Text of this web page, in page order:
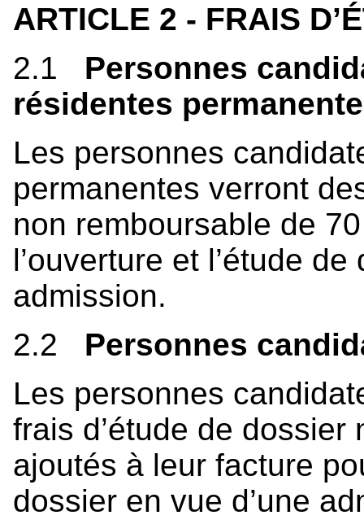
ARTICLE 2 - FRAIS
2.1 Personnes
résidentes
Les personnes
permanentes verront
non remboursable de
l’ouverture et l’étude
admission.
2.2 Personnes
Les personnes
frais d’étude de
ajoutés à leur facture
dossier en vue d’une